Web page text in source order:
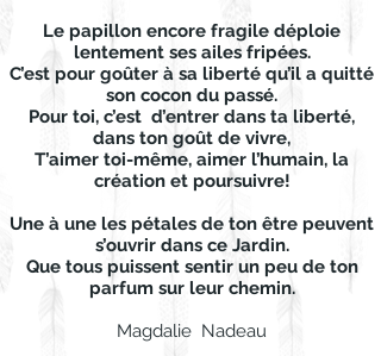
Le papillon encore fragile déploie
lentement ses ailes fripées.
C’est pour goûter à sa liberté qu’il a quitté
son cocon du passé.
Pour toi, c’est d’entrer dans ta liberté,
dans ton goût de vivre,
T’aimer toi-même, aimer l’humain, la
création et poursuivre!
Une à une les pétales de ton être peuvent
s’ouvrir dans ce Jardin.
Que tous puissent sentir un peu de ton
parfum sur leur chemin.
Magdalie Nadeau